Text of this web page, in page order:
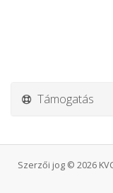
Támogatás
Szerzői jog © 2026